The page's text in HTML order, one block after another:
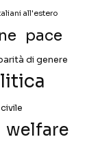
all'estero
pace
di genere
welfare